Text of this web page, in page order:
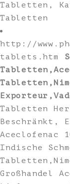
Tabletten,
Tabletten
http://
tablets.htm
Tabletten
Beschränkt,
Aceclofenac
Indische
Großhandel